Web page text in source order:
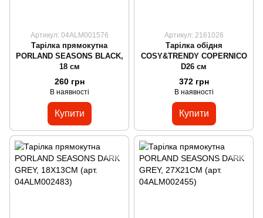
Артикул: 04ALM001576
Тарілка прямокутна
PORLAND SEASONS BLACK,
18 см
260 грн
В наявності
Купити
Артикул: 2161026
Тарілка обідня
COSY&TRENDY COPERNICO
D26 см
372 грн
В наявності
Купити